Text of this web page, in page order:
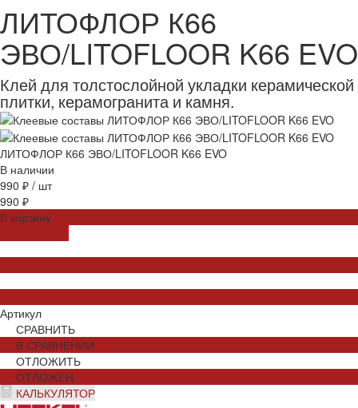
ЛИТОФЛОР К66
ЭВО/LITOFLOOR K66 EVO
Клей для толстослойной укладки керамической
плитки, керамогранита и камня.
ЛИТОФЛОР К66 ЭВО/LITOFLOOR K66 EVO
В наличии
990 ₽ / шт
990 ₽
В корзину
Артикул
СРАВНИТЬ
В СРАВНЕНИИ
ОТЛОЖИТЬ
ОТЛОЖЕН
КАЛЬКУЛЯТОР